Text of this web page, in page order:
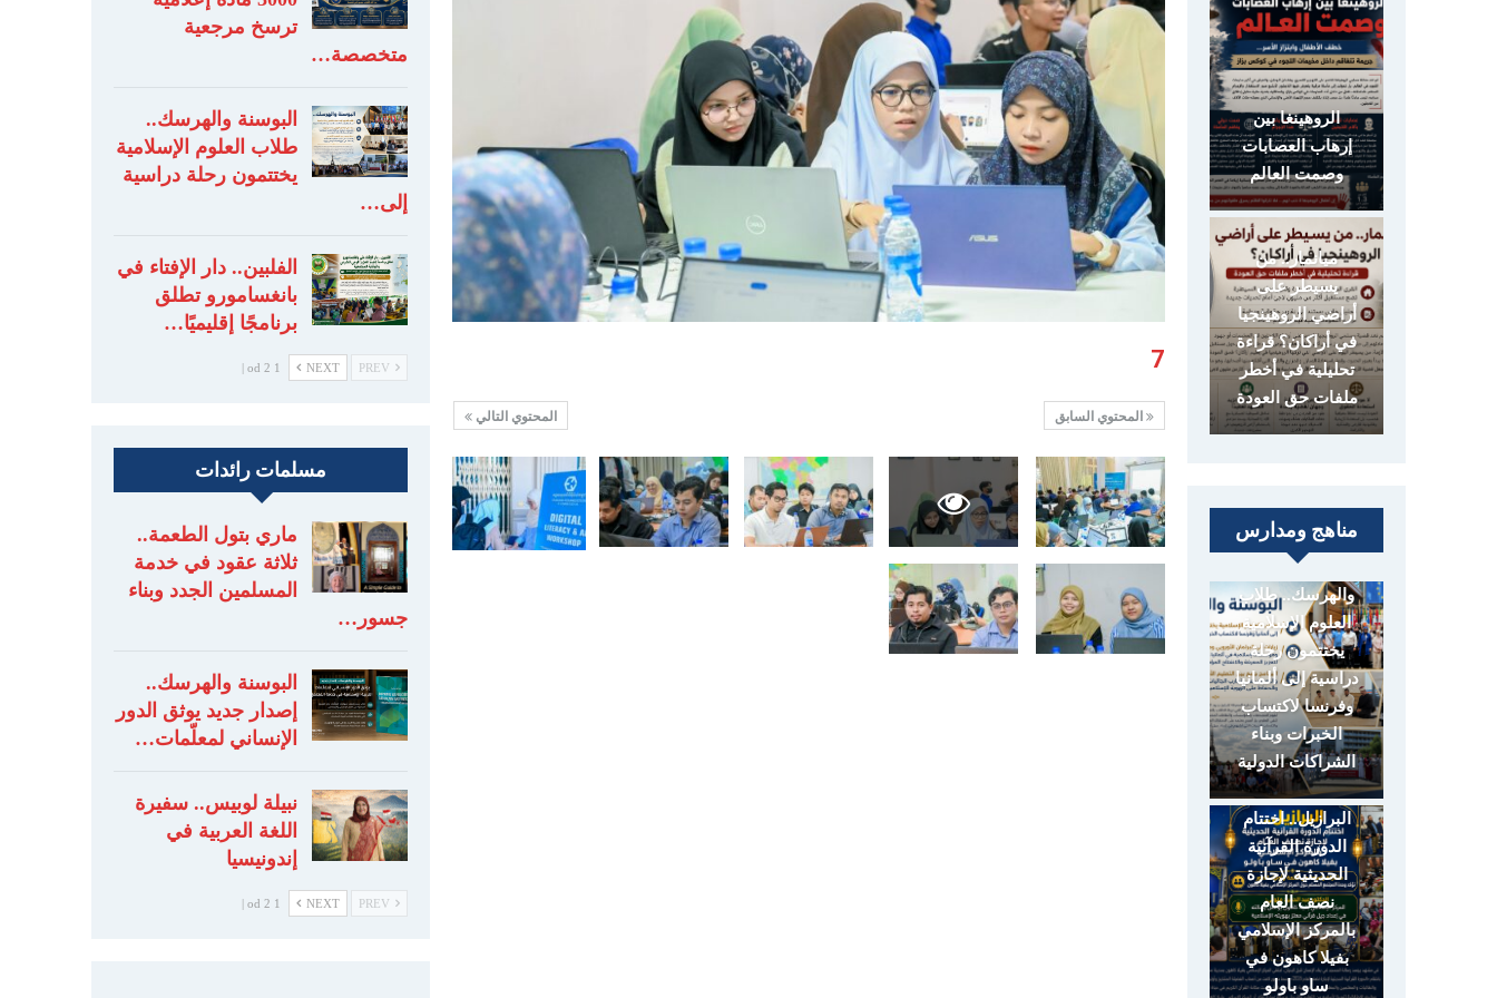
7
المحتوي التالي المحتوي السابق
ترسخ مرجعية
متخصصة…
البوسنة والهرسك..
طلاب العلوم الإسلامية
يختتمون رحلة دراسية
إلى…
الفلبين.. دار الإفتاء في
بانغسامورو تطلق
برنامجًا إقليميًا…
NEXT
1 od 2 |
مسلمات رائدات
ماري بتول الطعمة..
ثلاثة عقود في خدمة
المسلمين الجدد وبناء
جسور…
البوسنة والهرسك..
إصدار جديد يوثق الدور
الإنساني لمعلّمات…
نبيلة لوبيس.. سفيرة
اللغة العربية في
إندونيسيا
NEXT
1 od 2 |
الروهينغا بين
إرهاب العصابات
وصمت العالم
ميانمار.. من
يسيطر على
أراضي الروهينجيا
في أراكان؟ قراءة
تحليلية في أخطر
ملفات حق العودة
مناهج ومدارس
البوسنة
والهرسك.. طلاب
العلوم الإسلامية
يختتمون رحلة
دراسية إلى ألمانيا
وفرنسا لاكتساب
الخبرات وبناء
الشراكات الدولية
البرازيل.. اختتام
الدورة القرآنية
الحديثية لإجازة
نصف العام
بالمركز الإسلامي
بفيلا كاهون في
ساو باولو